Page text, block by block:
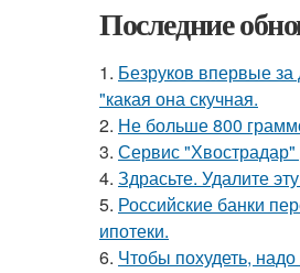
Последние
1. Безруков впервые
"какая она скучная.
2. Не больше 800
3. Сервис
4. Здрасьте. Удалите
5. Российские банки
ипотеки.
6. Чтобы похудеть,